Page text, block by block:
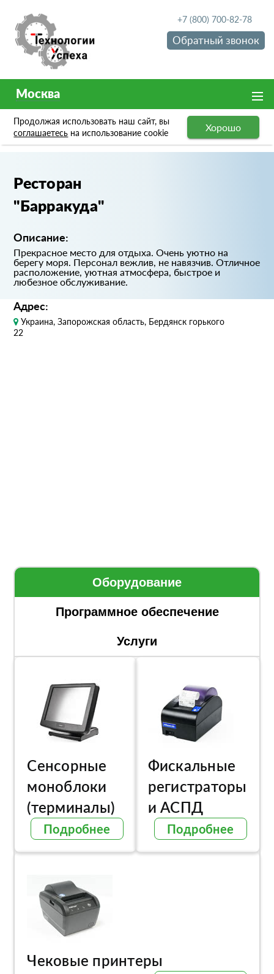
+7 (800) 700-82-78
Обратный звонок
Москва
Продолжая использовать наш сайт, вы
соглашаетесь на использование cookie Хорошо
Портфолио Ресторан "Барракуда"
Ресторан
"Барракуда"
Описание:
Прекрасное место для отдыха. Очень уютно на
берегу моря. Персонал вежлив, не навязчив. Отличное
расположение, уютная атмосфера, быстрое и
любезное обслуживание.
Адрес:
Украина, Запорожская область, Бердянск горького
22
Оборудование
Программное обеспечение
Услуги
Сенсорные
моноблоки
(терминалы)
Подробнее
Фискальные
регистраторы
и АСПД
Подробнее
Чековые принтеры